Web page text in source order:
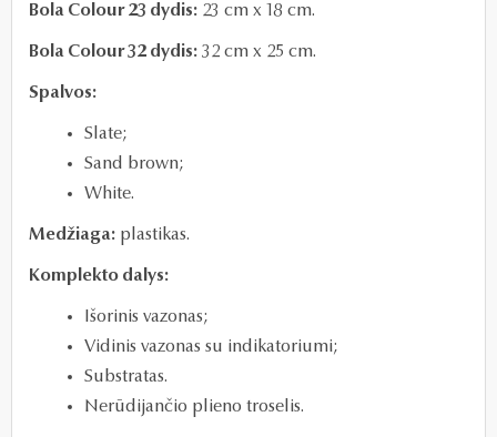
Bola Colour 23 dydis: 23 cm x 18 cm.
Bola Colour 32 dydis: 32 cm x 25 cm.
Spalvos:
Slate;
Sand brown;
White.
Medžiaga: plastikas.
Komplekto dalys:
Išorinis vazonas;
Vidinis vazonas su indikatoriumi;
Substratas.
Nerūdijančio plieno troselis.